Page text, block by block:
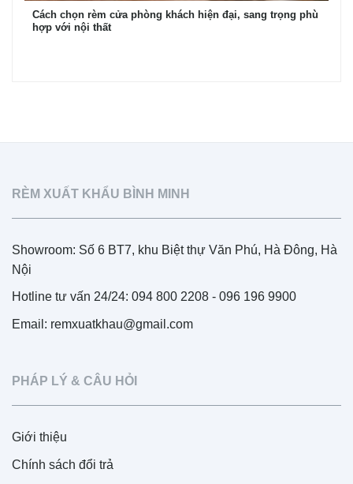
Cách chọn rèm cửa phòng khách hiện đại, sang trọng phù
hợp với nội thất
RÈM XUẤT KHẨU BÌNH MINH
Showroom: Số 6 BT7, khu Biệt thự Văn Phú, Hà Đông, Hà
Nội
Hotline tư vấn 24/24: 094 800 2208 - 096 196 9900
Email: remxuatkhau@gmail.com
PHÁP LÝ & CÂU HỎI
Giới thiệu
Chính sách đổi trả